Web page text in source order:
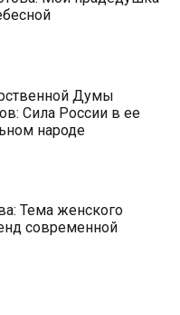
Думы
Сила России в ее
народе
Тема женского
современной